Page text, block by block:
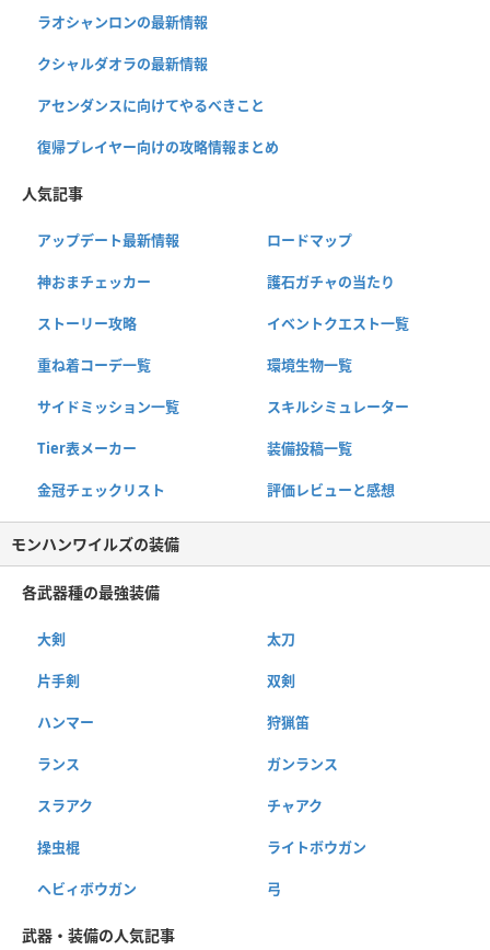
ラオシャンロンの最新情報
クシャルダオラの最新情報
アセンダンスに向けてやるべきこと
復帰プレイヤー向けの攻略情報まとめ
人気記事
アップデート最新情報 ロードマップ
神おまチェッカー 護石ガチャの当たり
ストーリー攻略 イベントクエスト一覧
重ね着コーデ一覧 環境生物一覧
サイドミッション一覧 スキルシミュレーター
Tier表メーカー 装備投稿一覧
金冠チェックリスト 評価レビューと感想
モンハンワイルズの装備
各武器種の最強装備
大剣 太刀
片手剣 双剣
ハンマー 狩猟笛
ランス ガンランス
スラアク チャアク
操虫棍 ライトボウガン
ヘビィボウガン 弓
武器・装備の人気記事